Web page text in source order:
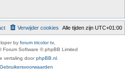
Alle tijden zijn UTC+01:00
Verwijder cookies
by forum tricolor tv
Forum Software © phpBB Limited
vertaling doorphpBB.nl
Gebruikersvoorwaarden